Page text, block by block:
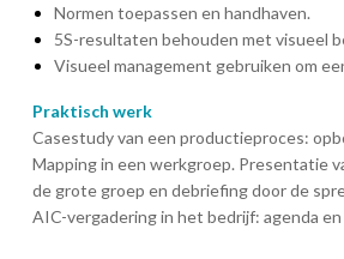
Normen toepassen en handhaven.
5S-resultaten behouden met visueel
Visueel management gebruiken om
Praktisch werk
Casestudy van een productieproces:
Mapping in een werkgroep. Presentatie
de grote groep en debriefing door de
AIC-vergadering in het bedrijf: agenda